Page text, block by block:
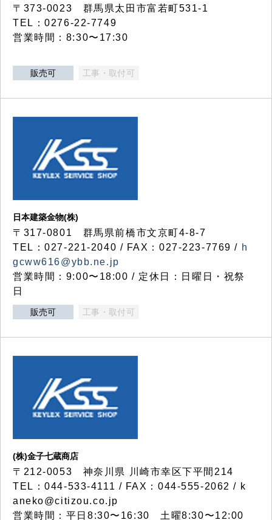
〒373-0023 群馬県太田市富若町531-1
TEL：0276-22-7749
営業時間：8:30〜17:30
販売可 工事・取付可
日本建築金物(株)
〒317‐0801 群馬県前橋市文京町4-8-7
TEL：027-221-2040 / FAX：027-223-7769 / h
gcww616@ybb.ne.jp
営業時間：9:00〜18:00 / 定休日：日曜日・祝祭
日
販売可 工事・取付可
(株)金子七蔵商店
〒212-0053 神奈川県 川崎市幸区下平間214
TEL：044-533-4111 / FAX：044-555-2062 / k
aneko@citizou.co.jp
営業時間：平日8:30〜16:30 土曜8:30〜12:00